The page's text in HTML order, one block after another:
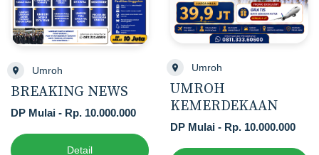
Umroh
BREAKING NEWS
DP Mulai - Rp. 10.000.000
Detail
Umroh
UMROH
KEMERDEKAAN
DP Mulai - Rp. 10.000.000